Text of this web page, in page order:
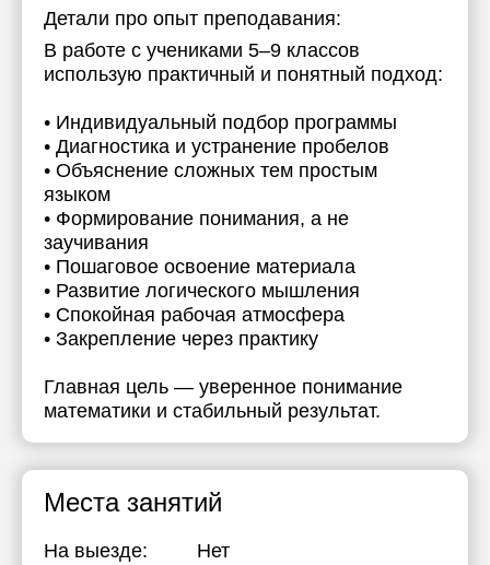
Детали про опыт преподавания:
В работе с учениками 5–9 классов
использую практичный и понятный подход:
• Индивидуальный подбор программы
• Диагностика и устранение пробелов
• Объяснение сложных тем простым
языком
• Формирование понимания, а не
заучивания
• Пошаговое освоение материала
• Развитие логического мышления
• Спокойная рабочая атмосфера
• Закрепление через практику
Главная цель — уверенное понимание
математики и стабильный результат.
Места занятий
На выезде: Нет